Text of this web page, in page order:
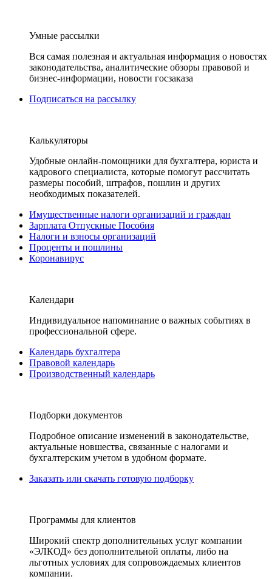
Умные рассылки
Вся самая полезная и актуальная информация о новостях
законодательства, аналитические обзоры правовой и
бизнес-информации, новости госзаказа
Подписаться на рассылку
Калькуляторы
Удобные онлайн-помощники для бухгалтера, юриста и
кадрового специалиста, которые помогут рассчитать
размеры пособий, штрафов, пошлин и других
необходимых показателей.
Имущественные налоги организаций и граждан
Зарплата Отпускные Пособия
Налоги и взносы организаций
Проценты и пошлины
Коронавирус
Календари
Индивидуальное напоминание о важных событиях в
профессиональной сфере.
Календарь бухгалтера
Правовой календарь
Производственный календарь
Подборки документов
Подробное описание изменений в законодательстве,
актуальные новшества, связанные с налогами и
бухгалтерским учетом в удобном формате.
Заказать или скачать готовую подборку
Программы для клиентов
Широкий спектр дополнительных услуг компании
«ЭЛКОД» без дополнительной оплаты, либо на
льготных условиях для сопровождаемых клиентов
компании.